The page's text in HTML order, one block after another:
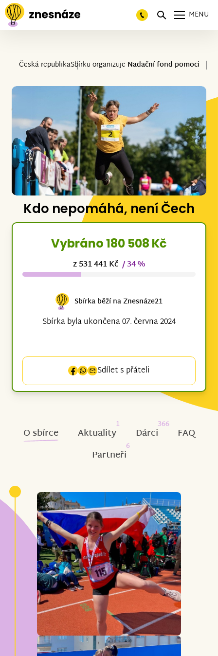
MENU
Česká republikaSbírku organizuje Nadační fond pomoci
Kdo nepomáhá, není Čech
Vybráno 180 508 Kč
z 531 441 Kč / 34 %
Sbírka běží na Znesnáze21
Sbírka byla ukončena 07. června 2024
Sdílet s přáteli
O sbírce Aktuality
1
Dárci
366
FAQ
Partneři
6